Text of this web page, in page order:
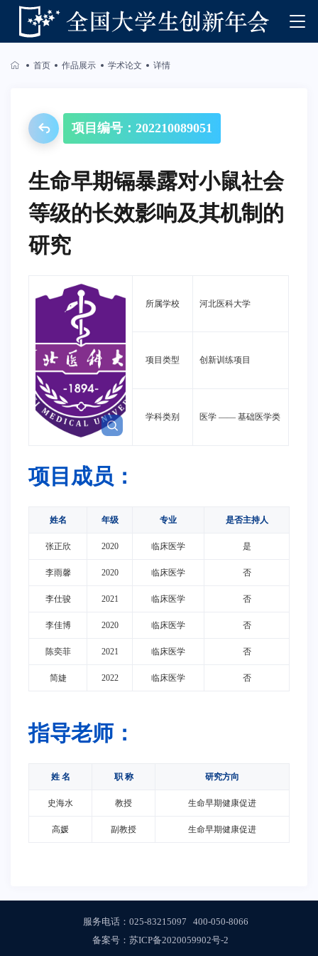
首页 作品展示 学术论文 详情
项目编号：202210089051
生命早期镉暴露对小鼠社会
等级的长效影响及其机制的
研究
所属学校 河北医科大学
项目类型 创新训练项目
学科类别 医学 ——基础医学类
项目成员：
姓名 年级 专业 是否主持人
张正欣 2020 临床医学 是
李雨馨 2020 临床医学 否
李仕骏 2021 临床医学 否
李佳博 2020 临床医学 否
陈奕菲 2021 临床医学 否
简婕 2022 临床医学 否
指导老师：
姓 名 职 称 研究方向
史海水 教授 生命早期健康促进
高媛 副教授 生命早期健康促进
服务电话：025-83215097
400-050-8066
备案号：苏ICP备2020059902号-2